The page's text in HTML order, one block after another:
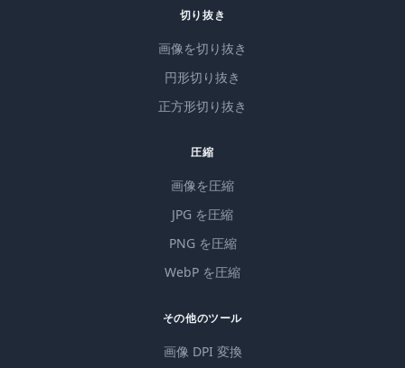
切り抜き
画像を切り抜き
円形切り抜き
正方形切り抜き
圧縮
画像を圧縮
JPG を圧縮
PNG を圧縮
WebP を圧縮
その他のツール
画像 DPI 変換